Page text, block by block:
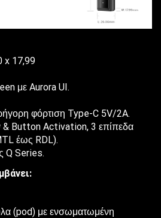
x 17,99
με Aurora UI.
φόρτιση Type-C 5V/2A.
& Button Activation, 3 επίπεδα
έως RDL).
Q Series.
(pod) με ενσωματωμένη